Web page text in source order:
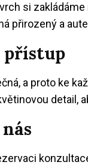
si
přirozený a
a proto ke
detail,